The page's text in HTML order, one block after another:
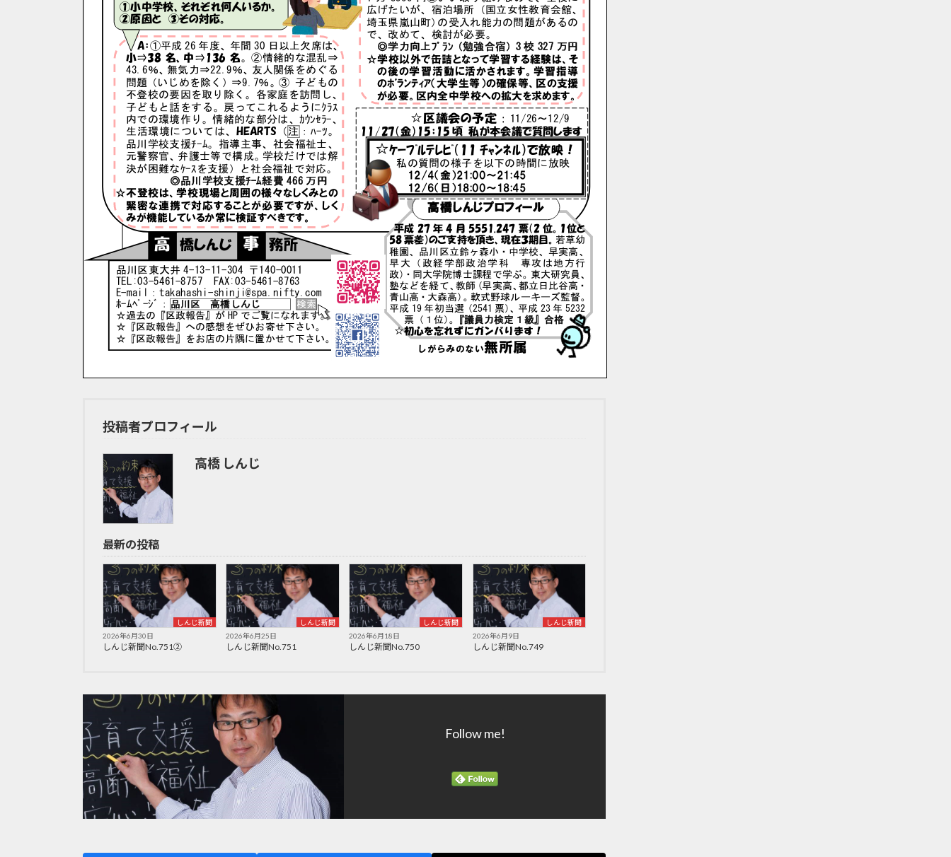
投稿者プロフィール
高橋 しんじ
最新の投稿
しんじ新聞
2026年6月30日
しんじ新聞No.751②
しんじ新聞
2026年6月25日
しんじ新聞No.751
しんじ新聞
2026年6月18日
しんじ新聞No.750
しんじ新聞
2026年6月9日
しんじ新聞No.749
Follow me!